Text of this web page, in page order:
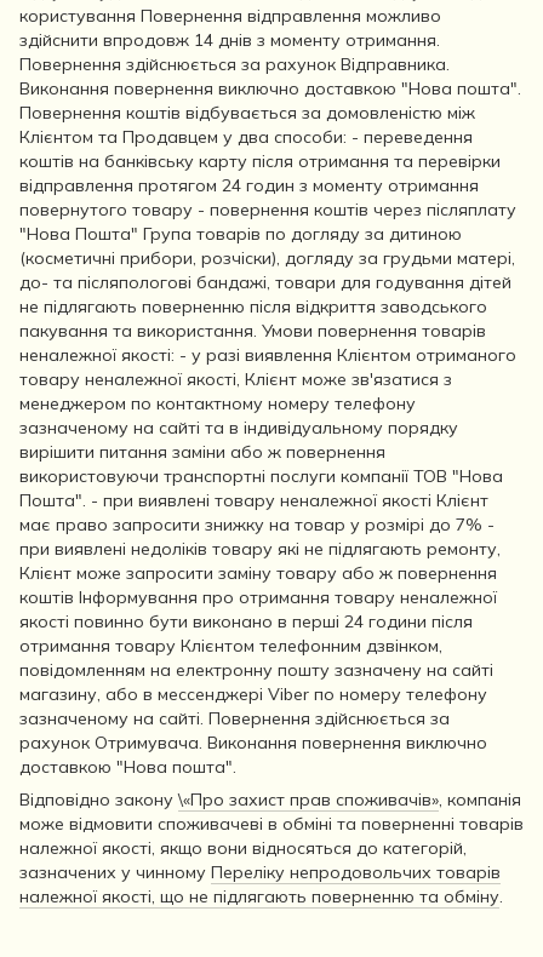
користування Повернення відправлення можливо
здійснити впродовж 14 днів з моменту отримання.
Повернення здійснюється за рахунок Відправника.
Виконання повернення виключно доставкою "Нова пошта".
Повернення коштів відбувається за домовленістю між
Клієнтом та Продавцем у два способи: - переведення
коштів на банківську карту після отримання та перевірки
відправлення протягом 24 годин з моменту отримання
повернутого товару - повернення коштів через післяплату
"Нова Пошта" Група товарів по догляду за дитиною
(косметичні прибори, розчіски), догляду за грудьми матері,
до- та післяпологові бандажі, товари для годування дітей
не підлягають поверненню після відкриття заводського
пакування та використання. Умови повернення товарів
неналежної якості: - у разі виявлення Клієнтом отриманого
товару неналежної якості, Клієнт може зв'язатися з
менеджером по контактному номеру телефону
зазначеному на сайті та в індивідуальному порядку
вирішити питання заміни або ж повернення
використовуючи транспортні послуги компанії ТОВ "Нова
Пошта". - при виявлені товару неналежної якості Клієнт
має право запросити знижку на товар у розмірі до 7% -
при виявлені недоліків товару які не підлягають ремонту,
Клієнт може запросити заміну товару або ж повернення
коштів Інформування про отримання товару неналежної
якості повинно бути виконано в перші 24 години після
отримання товару Клієнтом телефонним дзвінком,
повідомленням на електронну пошту зазначену на сайті
магазину, або в мессенджері Viber по номеру телефону
зазначеному на сайті. Повернення здійснюється за
рахунок Отримувача. Виконання повернення виключно
доставкою "Нова пошта".
Відповідно закону\«Про захист прав споживачів», компанія
може відмовити споживачеві в обміні та поверненні товарів
належної якості, якщо вони відносяться до категорій,
зазначених у чинному Переліку непродовольчих товарів
належної якості, що не підлягають поверненню та обміну.